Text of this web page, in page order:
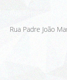
Rua Padre João